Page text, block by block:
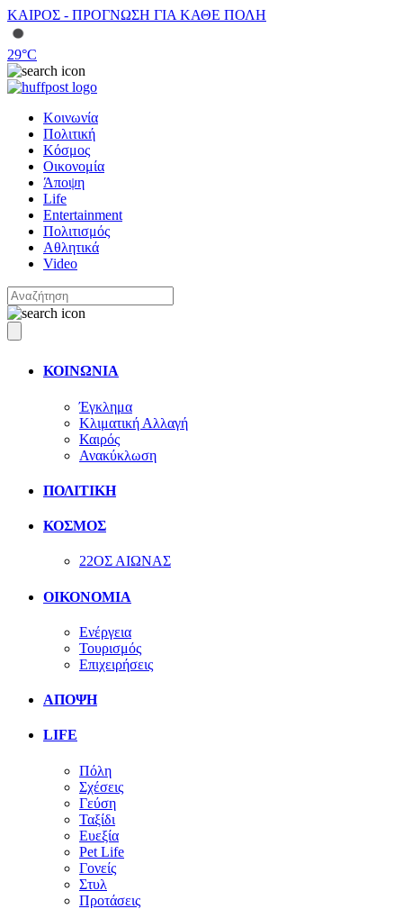
ΚΑΙΡΟΣ - ΠΡΟΓΝΩΣΗ ΓΙΑ ΚΑΘΕ ΠΟΛΗ
29°C
Κοινωνία
Πολιτική
Κόσμος
Οικονομία
Άποψη
Life
Entertainment
Πολιτισμός
Αθλητικά
Video
ΚΟΙΝΩΝΙΑ
Έγκλημα
Κλιματική Αλλαγή
Καιρός
Ανακύκλωση
ΠΟΛΙΤΙΚΗ
ΚΟΣΜΟΣ
22ΟΣ ΑΙΩΝΑΣ
ΟΙΚΟΝΟΜΙΑ
Ενέργεια
Τουρισμός
Επιχειρήσεις
ΑΠΟΨΗ
LIFE
Πόλη
Σχέσεις
Γεύση
Ταξίδι
Ευεξία
Pet Life
Γονείς
Στυλ
Προτάσεις